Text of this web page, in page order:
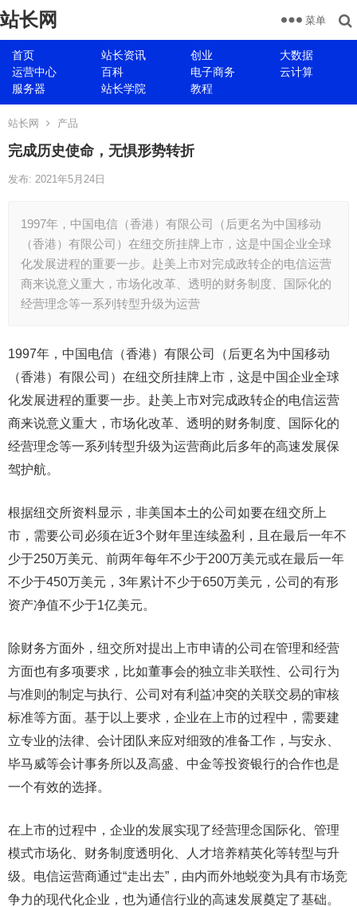
站长网
首页 站长资讯 创业
大数据
运营中心
百科 电子商务
云计算
服务器
站长学院 教程
菜单
站长网 产品
完成历史使命，无惧形势转折
发布: 2021年5月24日
1997年，中国电信（香港）有限公司（后更名为中国移动
（香港）有限公司）在纽交所挂牌上市，这是中国企业全球
化发展进程的重要一步。赴美上市对完成政转企的电信运营
商来说意义重大，市场化改革、透明的财务制度、国际化的
经营理念等一系列转型升级为运营
1997年，中国电信（香港）有限公司（后更名为中国移动
（香港）有限公司）在纽交所挂牌上市，这是中国企业全球
化发展进程的重要一步。赴美上市对完成政转企的电信运营
商来说意义重大，市场化改革、透明的财务制度、国际化的
经营理念等一系列转型升级为运营商此后多年的高速发展保
驾护航。
根据纽交所资料显示，非美国本土的公司如要在纽交所上
市，需要公司必须在近3个财年里连续盈利，且在最后一年不
少于250万美元、前两年每年不少于200万美元或在最后一年
不少于450万美元，3年累计不少于650万美元，公司的有形
资产净值不少于1亿美元。
除财务方面外，纽交所对提出上市申请的公司在管理和经营
方面也有多项要求，比如董事会的独立非关联性、公司行为
与准则的制定与执行、公司对有利益冲突的关联交易的审核
标准等方面。基于以上要求，企业在上市的过程中，需要建
立专业的法律、会计团队来应对细致的准备工作，与安永、
毕马威等会计事务所以及高盛、中金等投资银行的合作也是
一个有效的选择。
在上市的过程中，企业的发展实现了经营理念国际化、管理
模式市场化、财务制度透明化、人才培养精英化等转型与升
级。电信运营商通过“走出去”，由内而外地蜕变为具有市场竞
争力的现代化企业，也为通信行业的高速发展奠定了基础。